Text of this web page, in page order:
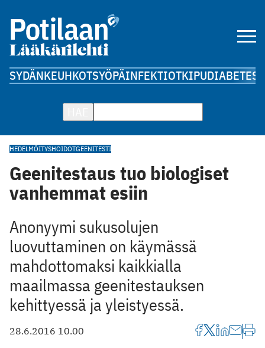
SYDÄNKEUHKOTSYÖPÄINFEKTIOTKIPUDIABETES
HEDELMÖITYSHOIDOTGEENITESTI
Geenitestaus tuo biologiset
vanhemmat esiin
Anonyymi sukusolujen
luovuttaminen on käymässä
mahdottomaksi kaikkialla
maailmassa geenitestauksen
kehittyessä ja yleistyessä.
28.6.2016 10.00